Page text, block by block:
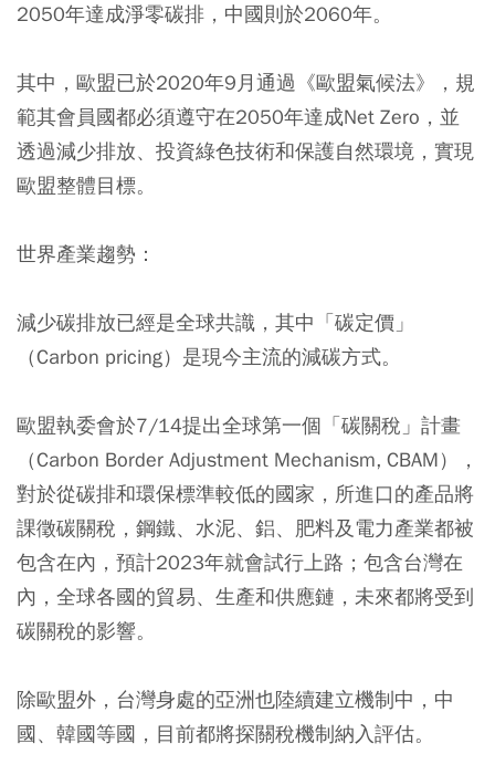
2050年達成淨零碳排，中國則於2060年。
其中，歐盟已於2020年9月通過《歐盟氣候法》，規
範其會員國都必須遵守在2050年達成Net Zero，並
透過減少排放、投資綠色技術和保護自然環境，實現
歐盟整體目標。
世界產業趨勢：
減少碳排放已經是全球共識，其中「碳定價」
（Carbon pricing）是現今主流的減碳方式。
歐盟執委會於7/14提出全球第一個「碳關稅」計畫
（Carbon Border Adjustment Mechanism, CBAM），
對於從碳排和環保標準較低的國家，所進口的產品將
課徵碳關稅，鋼鐵、水泥、鋁、肥料及電力產業都被
包含在內，預計2023年就會試行上路；包含台灣在
內，全球各國的貿易、生產和供應鏈，未來都將受到
碳關稅的影響。
除歐盟外，台灣身處的亞洲也陸續建立機制中，中
國、韓國等國，目前都將探關稅機制納入評估。